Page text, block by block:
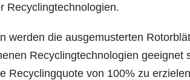
Recyclingtechnologien.
werden die ausgemusterten
Recyclingtechnologien geeignet
Recyclingquote von 100% zu